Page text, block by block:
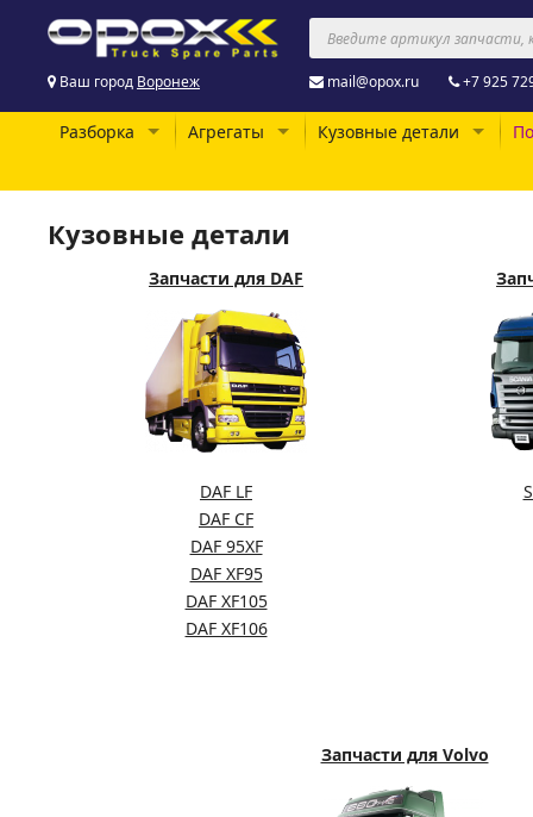
Ваш город Воронеж mail@opox.ru +7 925
Разборка Агрегаты Кузовные детали
Кузовные детали
Запчасти для DAF
DAF LF
DAF CF
DAF 95XF
DAF XF95
DAF XF105
DAF XF106
Запчасти для Volvo